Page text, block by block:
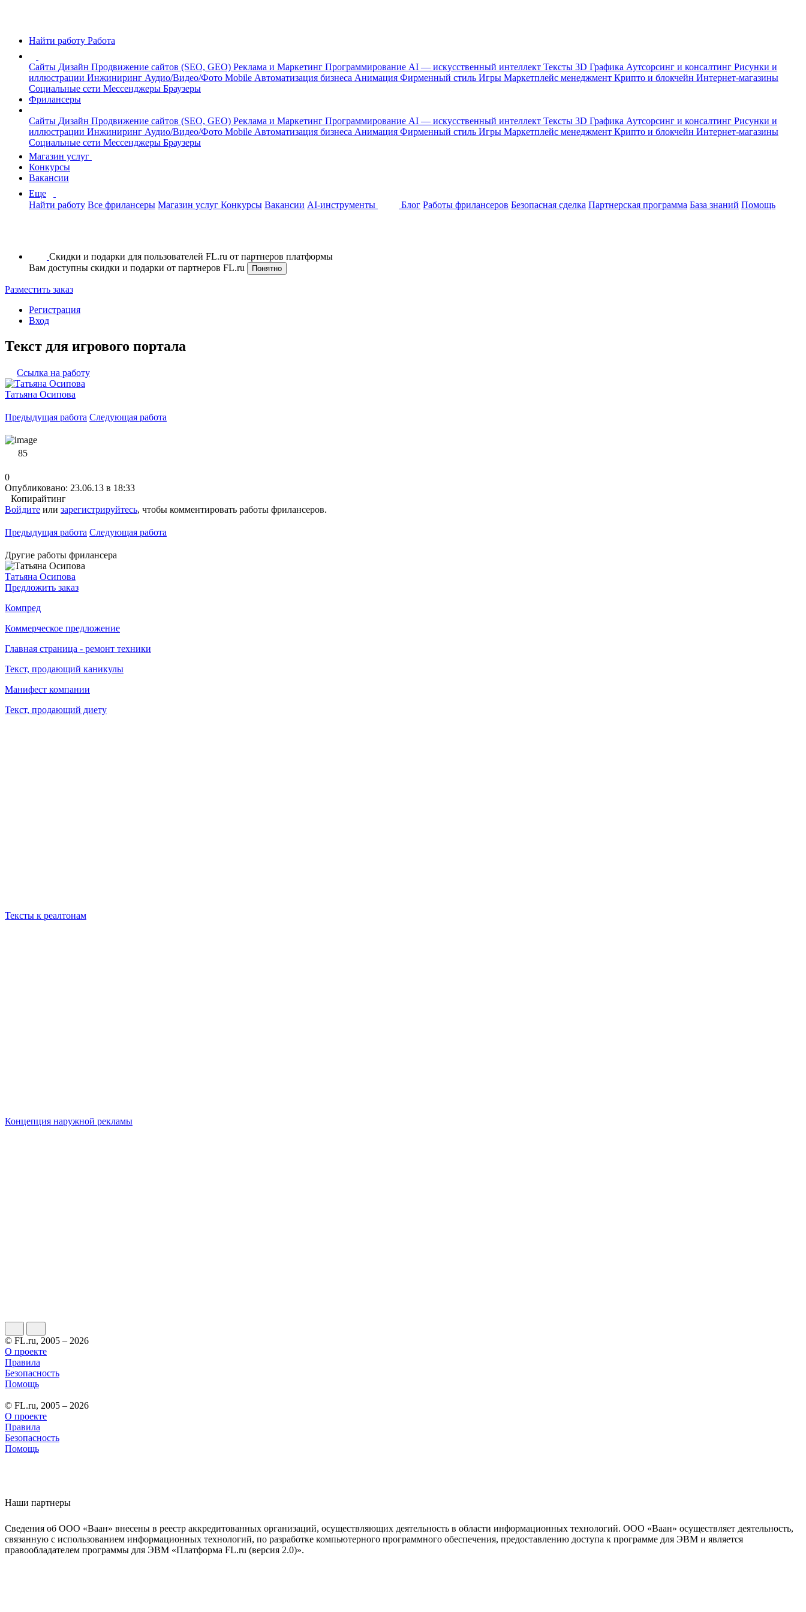
Найти работу Работа
Сайты Дизайн Продвижение сайтов (SEO, GEO) Реклама и Маркетинг Программирование AI — искусственный интеллект Тексты 3D Графика Аутсорсинг и консалтинг Рисунки и
иллюстрации Инжиниринг Аудио/Видео/Фото Mobile Автоматизация бизнеса Анимация Фирменный стиль Игры Маркетплейс менеджмент Крипто и блокчейн Интернет-магазины
Социальные сети Мессенджеры Браузеры
Фрилансеры
Сайты Дизайн Продвижение сайтов (SEO, GEO) Реклама и Маркетинг Программирование AI — искусственный интеллект Тексты 3D Графика Аутсорсинг и консалтинг Рисунки и
иллюстрации Инжиниринг Аудио/Видео/Фото Mobile Автоматизация бизнеса Анимация Фирменный стиль Игры Маркетплейс менеджмент Крипто и блокчейн Интернет-магазины
Социальные сети Мессенджеры Браузеры
Магазин услуг
Конкурсы
Вакансии
Еще
Найти работу Все фрилансеры Магазин услуг Конкурсы Вакансии AI-инструменты Блог Работы фрилансеров Безопасная сделка Партнерская программа База знаний Помощь
Скидки и подарки для пользователей FL.ru от партнеров платформы
Вам доступны скидки и подарки от партнеров FL.ru
Понятно
Разместить заказ
Регистрация
Вход
Текст для игрового портала
Ссылка на работу
Татьяна Осипова
Предыдущая работа Следующая работа
85
0
Опубликовано: 23.06.13 в 18:33
Копирайтинг
Войдите или зарегистрируйтесь, чтобы комментировать работы фрилансеров.
Предыдущая работа Следующая работа
Другие работы фрилансера
Татьяна Осипова
Предложить заказ
Компред
Коммерческое предложение
Главная страница - ремонт техники
Текст, продающий каникулы
Манифест компании
Текст, продающий диету
Тексты к реалтонам
Концепция наружной рекламы
© FL.ru, 2005 – 2026
О проекте
Правила
Безопасность
Помощь
© FL.ru, 2005 – 2026
О проекте
Правила
Безопасность
Помощь
Наши партнеры
Сведения об ООО «Ваан» внесены в реестр аккредитованных организаций, осуществляющих деятельность в области информационных технологий. ООО «Ваан» осуществляет деятельность,
связанную с использованием информационных технологий, по разработке компьютерного программного обеспечения, предоставлению доступа к программе для ЭВМ и является
правообладателем программы для ЭВМ «Платформа FL.ru (версия 2.0)».